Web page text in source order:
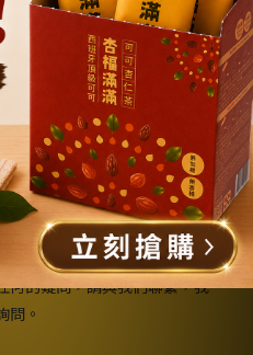
何的疑問，請與我們聯繫，我
問。